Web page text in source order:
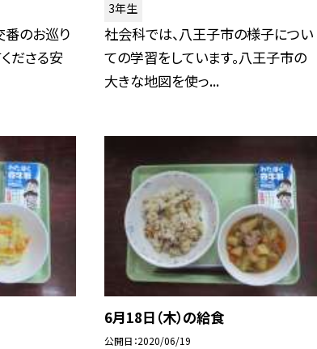
番のお巡り
ださる安
3年生
社会科では、八王子市の様子につい
ての学習をしています。八王子市の
大きな地図を使っ...
6月18日（木）の給食
公開日 2020/06/19